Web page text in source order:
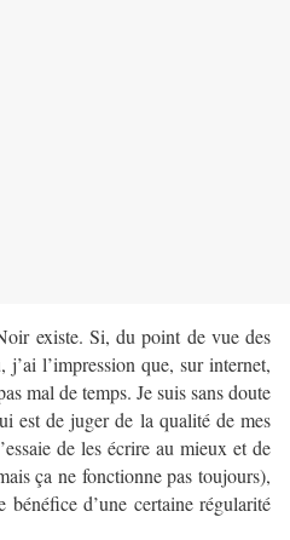
existe. Si, du point de vue des
l’impression que, sur internet,
mal de temps. Je suis sans doute
est de juger de la qualité de mes
de les écrire au mieux et de
ça ne fonctionne pas toujours),
bénéfice d’une certaine régularité